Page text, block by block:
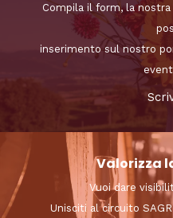
Compila il form, la
inserimento sul nostro
Valorizza
Vuoi dare
Unisciti al circuito